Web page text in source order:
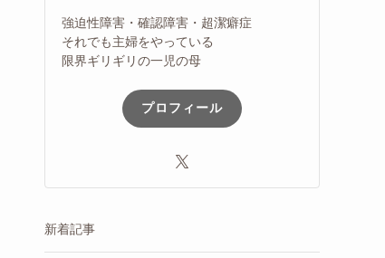
強迫性障害・確認障害・超潔癖症
それでも主婦をやっている
限界ギリギリの一児の母
プロフィール
新着記事